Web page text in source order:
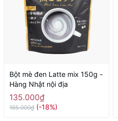
Bột mè đen Latte mix 150g -
Hàng Nhật nội địa
135.000₫
165.000₫ (-18%)